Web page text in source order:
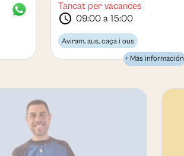
Tancat per vacances
schedule 09:00 a 15:00
Aviram, aus, caça i ous
+ Más información